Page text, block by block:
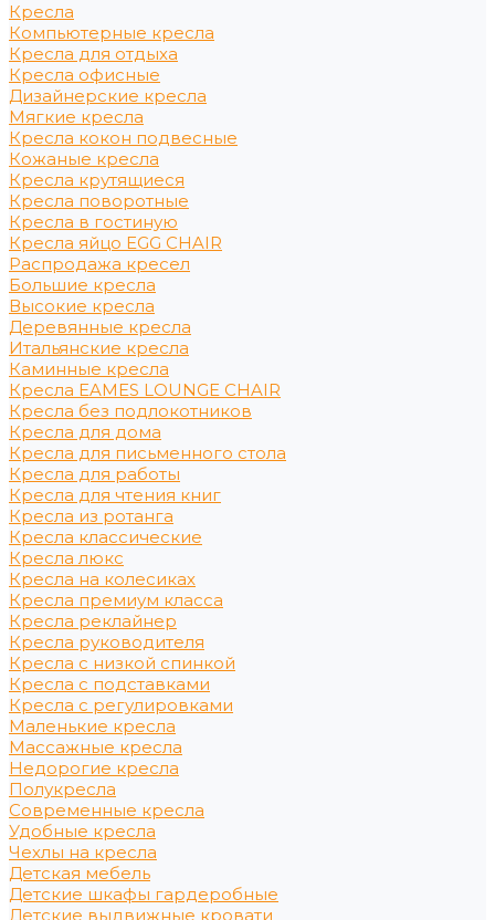
Кресла
Компьютерные кресла
Кресла для отдыха
Кресла офисные
Дизайнерские кресла
Мягкие кресла
Кресла кокон подвесные
Кожаные кресла
Кресла крутящиеся
Кресла поворотные
Кресла в гостиную
Кресла яйцо EGG CHAIR
Распродажа кресел
Большие кресла
Высокие кресла
Деревянные кресла
Итальянские кресла
Каминные кресла
Кресла EAMES LOUNGE CHAIR
Кресла без подлокотников
Кресла для дома
Кресла для письменного стола
Кресла для работы
Кресла для чтения книг
Кресла из ротанга
Кресла классические
Кресла люкс
Кресла на колесиках
Кресла премиум класса
Кресла реклайнер
Кресла руководителя
Кресла с низкой спинкой
Кресла с подставками
Кресла с регулировками
Маленькие кресла
Массажные кресла
Недорогие кресла
Полукресла
Современные кресла
Удобные кресла
Чехлы на кресла
Детская мебель
Детские шкафы гардеробные
Детские выдвижные кровати